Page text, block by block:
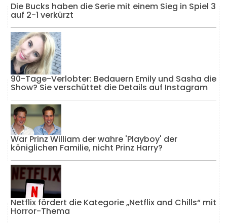
Die Bucks haben die Serie mit einem Sieg in Spiel 3
auf 2-1 verkürzt
90-Tage-Verlobter: Bedauern Emily und Sasha die
Show? Sie verschüttet die Details auf Instagram
War Prinz William der wahre 'Playboy' der
königlichen Familie, nicht Prinz Harry?
Netflix fördert die Kategorie „Netflix and Chills“ mit
Horror-Thema